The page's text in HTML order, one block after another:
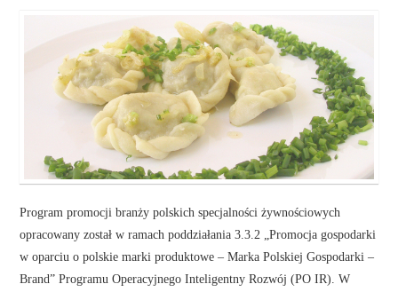
Program promocji branży polskich specjalności żywnościowych
opracowany został w ramach poddziałania 3.3.2 „Promocja gospodarki
w oparciu o polskie marki produktowe – Marka Polskiej Gospodarki –
Brand” Programu Operacyjnego Inteligentny Rozwój (PO IR). W